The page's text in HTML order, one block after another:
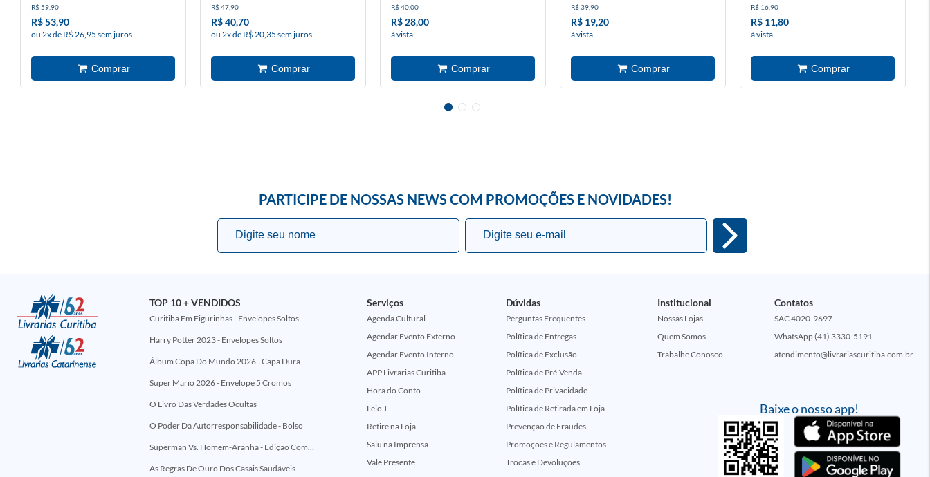
R$ 59,90
R$ 53,90
ou 2x de R$ 26,95 sem juros
R$ 47,90
R$ 40,70
ou 2x de R$ 20,35 sem juros
R$ 40,00
R$ 28,00
à vista
R$ 39,90
R$ 19,20
à vista
R$ 16,90
R$ 11,80
à vista
PARTICIPE DE NOSSAS NEWS COM PROMOÇÕES E NOVIDADES!
Baixe o nosso app!
TOP 10 + VENDIDOS
Curitiba Em Figurinhas - Envelopes Soltos
Harry Potter 2023 - Envelopes Soltos
Álbum Copa Do Mundo 2026 - Capa Dura
Super Mario 2026 - Envelope 5 Cromos
O Livro Das Verdades Ocultas
O Poder Da Autorresponsabilidade - Bolso
Superman Vs. Homem-Aranha - Edição Comemorativa 50 Anos (Encontros Clássicos Dc E Marvel)
As Regras De Ouro Dos Casais Saudáveis
Serviços
Agenda Cultural
Agendar Evento Externo
Agendar Evento Interno
APP Livrarias Curitiba
Hora do Conto
Leio +
Retire na Loja
Saiu na Imprensa
Vale Presente
Dúvidas
Perguntas Frequentes
Política de Entregas
Política de Exclusão
Política de Pré-Venda
Política de Privacidade
Política de Retirada em Loja
Prevenção de Fraudes
Promoções e Regulamentos
Trocas e Devoluções
Institucional
Nossas Lojas
Quem Somos
Trabalhe Conosco
Contatos
SAC 4020-9697
WhatsApp (41) 3330-5191
atendimento@livrariascuritiba.com.br